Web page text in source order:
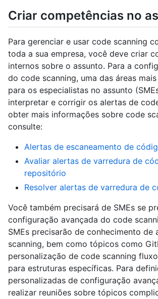
Criar competências no
Para gerenciar e usar code scanning
toda a sua empresa, você deve criar
internos sobre o assunto. Para a
do code scanning, uma das áreas
para os especialistas no assunto
interpretar e corrigir os alertas de
obter mais informações sobre code
consulte:
Alertas de escaneamento de
Avaliar alertas de varredura de
repositório
Resolver alertas de varredura de
Você também precisará de SMEs se
configuração avançada do code
SMEs precisarão de conhecimento de
scanning, bem como tópicos como
personalização de code scanning
para estruturas específicas. Para
personalizadas de configuração
realizar reuniões sobre tópicos